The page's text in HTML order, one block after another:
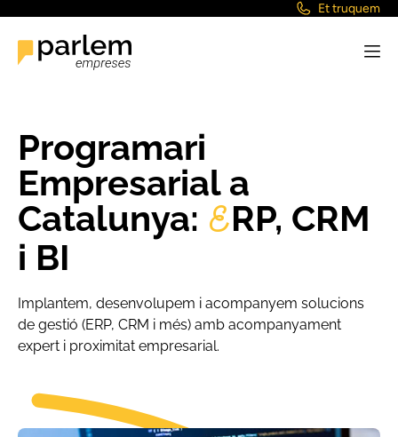
Et truquem
Programari
Empresarial a
Catalunya: ERP, CRM
i BI
Implantem, desenvolupem i acompanyem solucions
de gestió (ERP, CRM i més) amb acompanyament
expert i proximitat empresarial.